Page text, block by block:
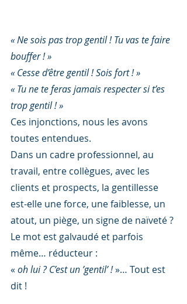
« Ne sois pas trop gentil ! Tu vas te faire
bouffer ! »
« Cesse d’être gentil ! Sois fort ! »
« Tu ne te feras jamais respecter si t’es
trop gentil ! »
Ces injonctions, nous les avons
toutes entendues.
Dans un cadre professionnel, au
travail, entre collègues, avec les
clients et prospects, la gentillesse
est-elle une force, une faiblesse, un
atout, un piège, un signe de naïveté ?
Le mot est galvaudé et parfois
même… réducteur :
« oh lui ? C’est un ’gentil’ ! »… Tout est
dit !